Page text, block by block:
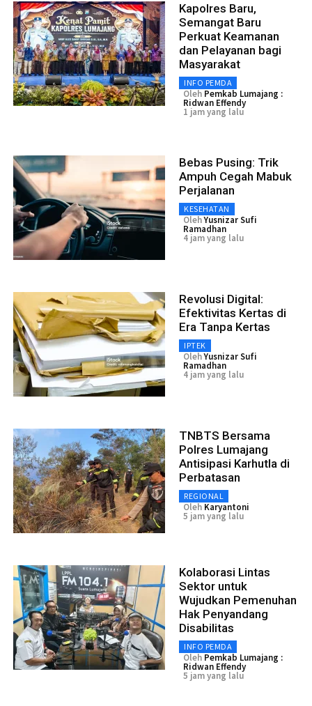
Kapolres Baru,
Semangat Baru
Perkuat Keamanan
dan Pelayanan bagi
Masyarakat
INFO PEMDA
Oleh Pemkab Lumajang :
Ridwan Effendy
1 jam yang lalu
Bebas Pusing: Trik
Ampuh Cegah Mabuk
Perjalanan
KESEHATAN
OlehYusnizar Sufi
Ramadhan
4 jam yang lalu
Revolusi Digital:
Efektivitas Kertas di
Era Tanpa Kertas
IPTEK
OlehYusnizar Sufi
Ramadhan
4 jam yang lalu
TNBTS Bersama
Polres Lumajang
Antisipasi Karhutla di
Perbatasan
REGIONAL
Oleh Karyantoni
5 jam yang lalu
Kolaborasi Lintas
Sektor untuk
Wujudkan Pemenuhan
Hak Penyandang
Disabilitas
INFO PEMDA
Oleh Pemkab Lumajang :
Ridwan Effendy
5 jam yang lalu